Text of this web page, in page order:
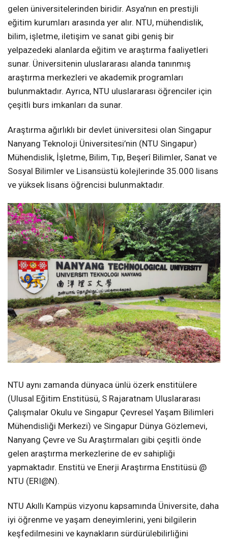
gelen üniversitelerinden biridir. Asya’nın en prestijli
eğitim kurumları arasında yer alır. NTU, mühendislik,
bilim, işletme, iletişim ve sanat gibi geniş bir
yelpazedeki alanlarda eğitim ve araştırma faaliyetleri
sunar. Üniversitenin uluslararası alanda tanınmış
araştırma merkezleri ve akademik programları
bulunmaktadır. Ayrıca, NTU uluslararası öğrenciler için
çeşitli burs imkanları da sunar.
Araştırma ağırlıklı bir devlet üniversitesi olan Singapur
Nanyang Teknoloji Üniversitesi’nin (NTU Singapur)
Mühendislik, İşletme, Bilim, Tıp, Beşerî Bilimler, Sanat ve
Sosyal Bilimler ve Lisansüstü kolejlerinde 35.000 lisans
ve yüksek lisans öğrencisi bulunmaktadır.
NTU aynı zamanda dünyaca ünlü özerk enstitülere
(Ulusal Eğitim Enstitüsü, S Rajaratnam Uluslararası
Çalışmalar Okulu ve Singapur Çevresel Yaşam Bilimleri
Mühendisliği Merkezi) ve Singapur Dünya Gözlemevi,
Nanyang Çevre ve Su Araştırmaları gibi çeşitli önde
gelen araştırma merkezlerine de ev sahipliği
yapmaktadır. Enstitü ve Enerji Araştırma Enstitüsü @
NTU (ERI@N).
NTU Akıllı Kampüs vizyonu kapsamında Üniversite, daha
iyi öğrenme ve yaşam deneyimlerini, yeni bilgilerin
keşfedilmesini ve kaynakların sürdürülebilirliğini